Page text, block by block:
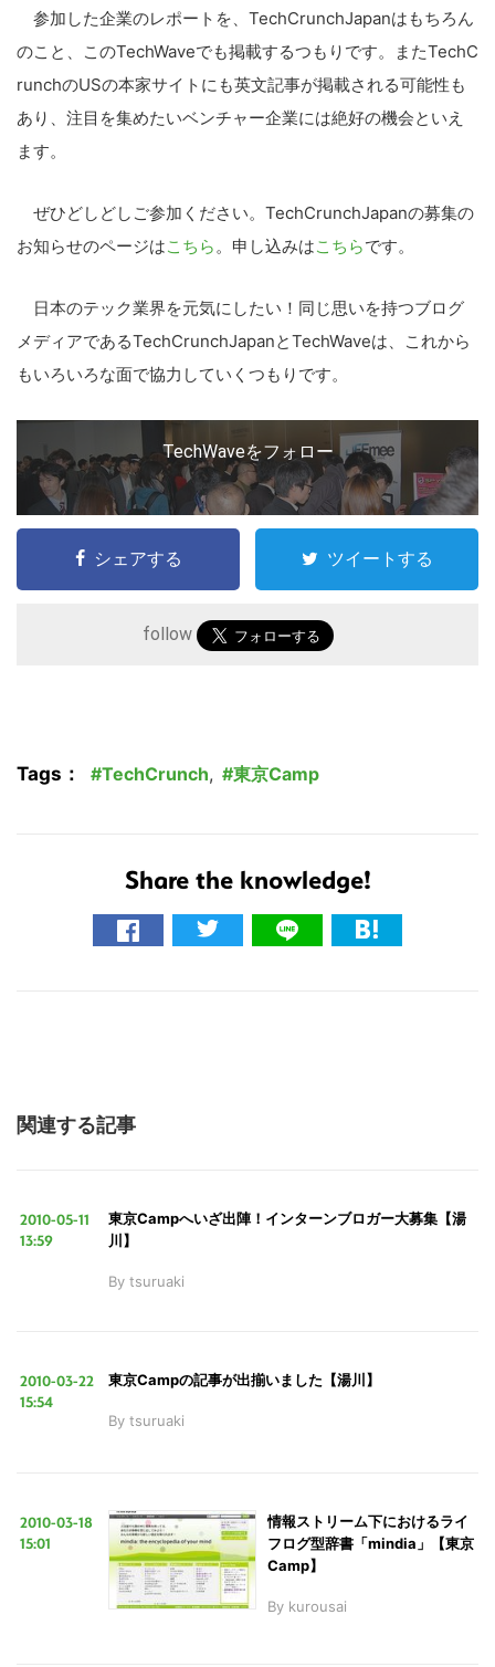
参加した企業のレポートを、TechCrunchJapanはもちろん
のこと、このTechWaveでも掲載するつもりです。またTechC
runchのUSの本家サイトにも英文記事が掲載される可能性も
あり、注目を集めたいベンチャー企業には絶好の機会といえ
ます。
ぜひどしどしご参加ください。TechCrunchJapanの募集の
お知らせのページはこちら。申し込みはこちらです。
日本のテック業界を元気にしたい！同じ思いを持つブログ
メディアであるTechCrunchJapanとTechWaveは、これから
もいろいろな面で協力していくつもりです。
TechWaveをフォロー
シェアする ツイートする
follow
Tags： TechCrunch, 東京Camp
Share the knowledge!
関連する記事
2010-05-11
13:59
東京Campへいざ出陣！インターンブロガー大募集【湯
川】
By tsuruaki
2010-03-22
15:54
東京Campの記事が出揃いました【湯川】
By tsuruaki
2010-03-18
15:01
情報ストリーム下におけるライ
フログ型辞書「mindia」【東京
Camp】
By kurousai
イ
索
す